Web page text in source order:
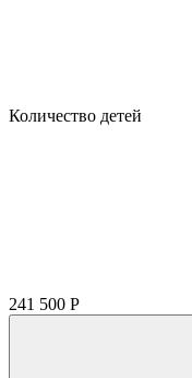
Количество детей
241 500 Р